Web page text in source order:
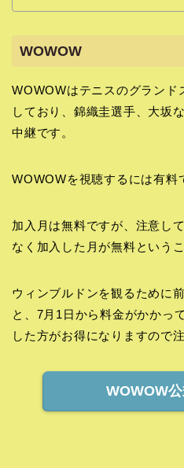
WOWOW
WOWOWはテニスのグランド
しており、錦織圭選手、大坂
中継です。
WOWOWを視聴するには有料
加入月は無料ですが、注意し
なく加入した月が無料というこ
ウィンブルドンを観るために
と、7月1日から料金がかかっ
した方がお得になりますので
WOWOW